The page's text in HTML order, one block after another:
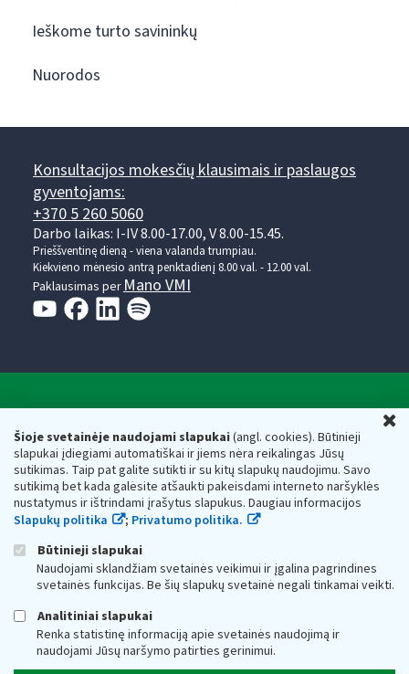
Šioje svetainėje naudojami slapukai(angl. cookies). Būtinieji
slapukai įdiegiami automatiškai ir jiems nėra reikalingas Jūsų
sutikimas. Taip pat galite sutikti ir su kitų slapukų naudojimu. Savo
sutikimą bet kada galėsite atšaukti pakeisdami interneto naršyklės
nustatymus ir ištrindami įrašytus slapukus. Daugiau informacijos
Slapukų politika
; Privatumo politika.
Būtinieji slapukai
Naudojami sklandžiam svetainės veikimui ir įgalina pagrindines
svetainės funkcijas. Be šių slapukų svetainė negali tinkamai veikti.
Analitiniai slapukai
Renka statistinę informaciją apie svetainės naudojimą ir
naudojami Jūsų naršymo patirties gerinimui.
Ieškome turto savininkų
Nuorodos
Konsultacijos mokesčių klausimais ir paslaugos
gyventojams:
+370 5 260 5060
Darbo laikas: I-IV 8.00-17.00, V 8.00-15.45.
Prieššventinę dieną - viena valanda trumpiau.
Kiekvieno mėnesio antrą penktadienį 8.00 val. - 12.00 val.
Paklausimas per Mano VMI
Respublikos finansų ministerijos
Biudžetinė įstaiga. Juridinio asmens kodas — 188659752,
adresas: Vasario 16-osios g. 14, 01107 Vilnius, Lietuva, el.paštas:
vmi@vmi.lt, E. pristatymo dėžutės adresas 188659752
Duomenys apie Valstybinę mokesčių inspekciją prie Lietuvos
Respublikos finansų ministerijos kaupiami ir saugomi Juridinių